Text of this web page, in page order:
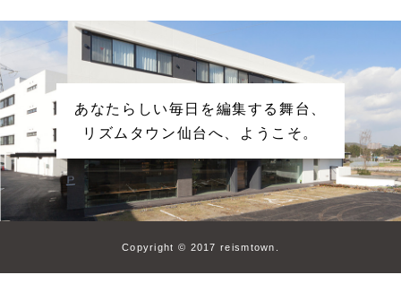
あなたらしい毎日を編集する舞台、
リズムタウン仙台へ、ようこそ。
Copyright © 2017 reismtown.